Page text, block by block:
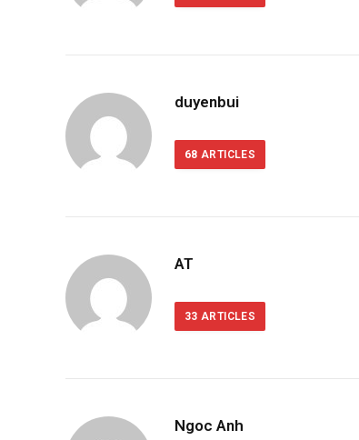
duyenbui
68 ARTICLES
AT
33 ARTICLES
Ngoc Anh